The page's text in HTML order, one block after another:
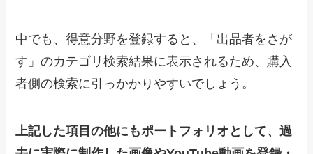
中でも、得意分野を登録すると、「出品者をさが
す」のカテゴリ検索結果に表示されるため、購入
者側の検索に引っかかりやすいでしょう。
上記した項目の他にもポートフォリオとして、過